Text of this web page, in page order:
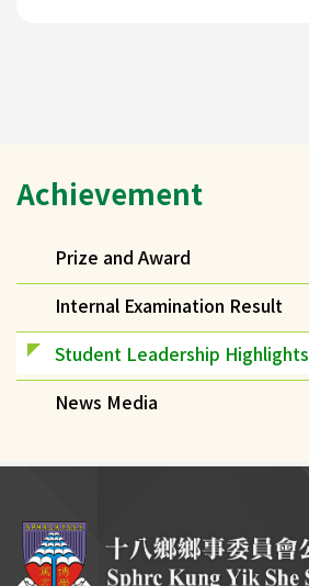
navigation
Achievement
Prize and Award
Internal Examination Result
Student Leadership Highlights
News Media